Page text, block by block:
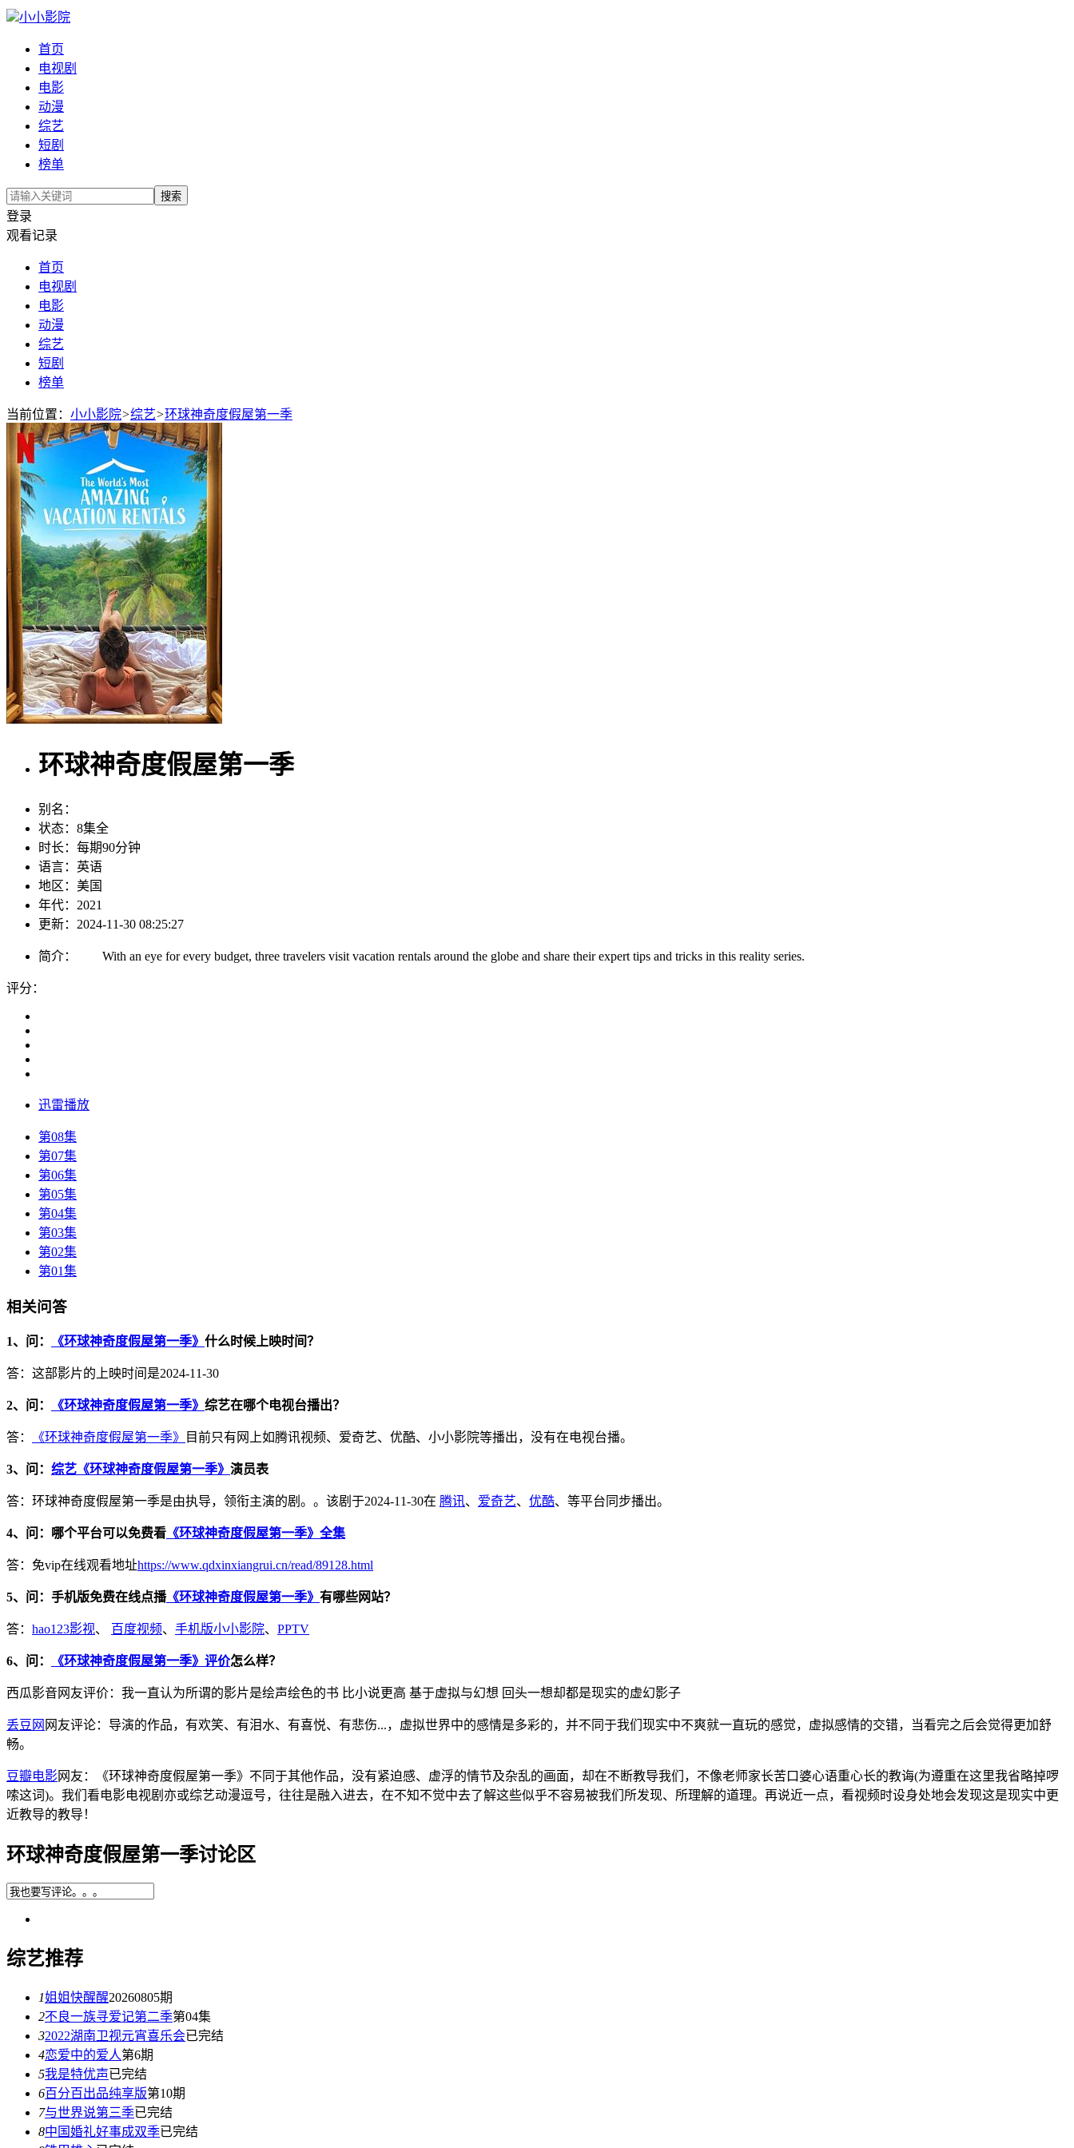
小小影院
首页
电视剧
电影
动漫
综艺
短剧
榜单
搜索
登录
观看记录
首页
电视剧
电影
动漫
综艺
短剧
榜单
当前位置： 小小影院>综艺>环球神奇度假屋第一季
环球神奇度假屋第一季
别名：
状态： 8集全
时长： 每期90分钟
语言： 英语
地区： 美国
年代： 2021
更新： 2024-11-30 08:25:27
简介： With an eye for every budget, three travelers visit vacation rentals around the globe and share their expert tips and tricks in this reality series.
评分：
迅雷播放
第08集
第07集
第06集
第05集
第04集
第03集
第02集
第01集
相关问答
1、问： 《环球神奇度假屋第一季》 什么时候上映时间？
答：这部影片的上映时间是2024-11-30
2、问： 《环球神奇度假屋第一季》 综艺在哪个电视台播出？
答： 《环球神奇度假屋第一季》 目前只有网上如腾讯视频、爱奇艺、优酷、小小影院等播出，没有在电视台播。
3、问： 综艺《环球神奇度假屋第一季》 演员表
答：环球神奇度假屋第一季是由执导，领衔主演的剧。。该剧于2024-11-30在 腾讯、 爱奇艺、 优酷、等平台同步播出。
4、问：哪个平台可以免费看 《环球神奇度假屋第一季》全集
答：免vip在线观看地址https://www.qdxinxiangrui.cn/read/89128.html
5、问：手机版免费在线点播《环球神奇度假屋第一季》 有哪些网站？
答： hao123影视、 百度视频、 手机版小小影院、 PPTV
6、问： 《环球神奇度假屋第一季》评价怎么样？
西瓜影音网友评价：我一直认为所谓的影片是绘声绘色的书 比小说更高 基于虚拟与幻想 回头一想却都是现实的虚幻影子
丢豆网 网友评论：导演的作品，有欢笑、有泪水、有喜悦、有悲伤...，虚拟世界中的感情是多彩的，并不同于我们现实中不爽就一直玩的感觉，虚拟感情的交错，当看完之后会觉得更加舒
畅。
豆瓣电影网友：《环球神奇度假屋第一季》不同于其他作品，没有紧迫感、虚浮的情节及杂乱的画面，却在不断教导我们，不像老师家长苦口婆心语重心长的教诲(为遵重在这里我省略掉啰
嗦这词)。我们看电影电视剧亦或综艺动漫逗号，往往是融入进去，在不知不觉中去了解这些似乎不容易被我们所发现、所理解的道理。再说近一点，看视频时设身处地会发现这是现实中更
近教导的教导！
环球神奇度假屋第一季讨论区
综艺推荐
1姐姐快醒醒20260805期
2不良一族寻爱记第二季第04集
32022湖南卫视元宵喜乐会已完结
4恋爱中的爱人第6期
5我是特优声已完结
6百分百出品纯享版第10期
7与世界说第三季已完结
8中国婚礼好事成双季已完结